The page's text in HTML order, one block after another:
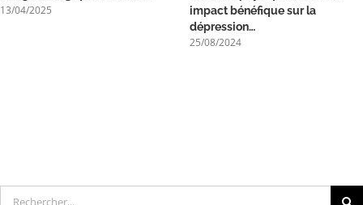
13/04/2025
impact bénéfique sur la
dépression…
25/08/2024
Rechercher